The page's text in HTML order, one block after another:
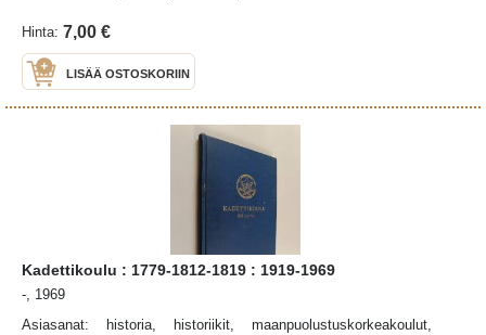
Hinta: 7,00 €
LISÄÄ OSTOSKORIIN
Kadettikoulu : 1779-1812-1819 : 1919-1969
-, 1969
Asiasanat: historia, historiikit, maanpuolustuskorkeakoulut,